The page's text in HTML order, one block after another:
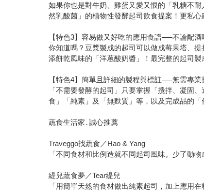
如果你也是對牛奶、雞蛋又愛又恨的「乳糖不
然乳酸菌」的植物性發酵起司飲食提案！更私
【特色3】容易做又好吃的應用食譜──不論配
你知道嗎？豆漿製成的起司可以做成莓果塔、
添餅乾風味的「洋蔥酸奶醬」！最完整的起司製
【特色4】簡單且詳細的製程與標註──無需專
「不需要發酵的起司」只要掌握「攪拌、凝固
食」「純素」及「無麩質」等，以及完成品的
蔬食生活家․誠心推薦
Traveggo找蔬食／Hao & Yang
「不同食材和比例造就不同起司風味。少了動
緹兒蔬食夢／Tear緹兒
「用簡單天然的食材做出純素起司，加上應用